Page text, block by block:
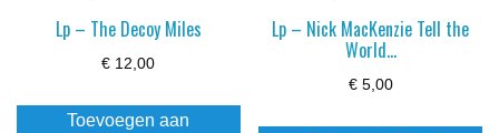
Lp – The Decoy Miles
€ 12,00
Toevoegen aan
Lp – Nick MacKenzie Tell the
World…
€5,00